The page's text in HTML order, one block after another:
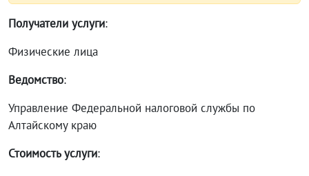
Получатели услуги:
Физические лица
Ведомство:
Управление Федеральной налоговой службы по
Алтайскому краю
Стоимость услуги: